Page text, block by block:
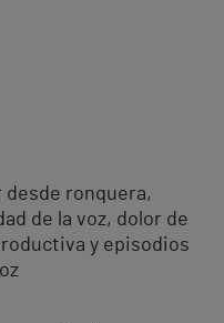
desde ronquera,
de la voz, dolor de
y episodios